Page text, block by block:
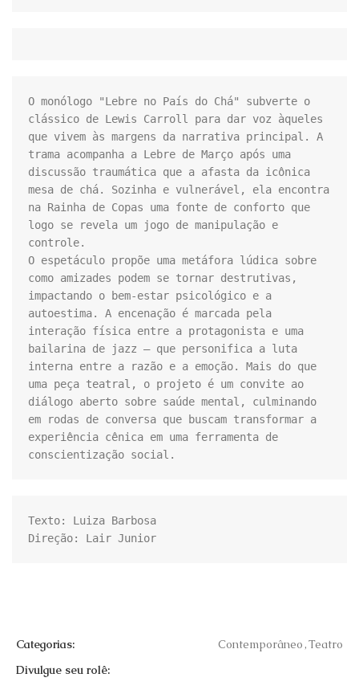
O monólogo "Lebre no País do Chá" subverte o
clássico de Lewis Carroll para dar voz àqueles
que vivem às margens da narrativa principal. A
trama acompanha a Lebre de Março após uma
discussão traumática que a afasta da icônica
mesa de chá. Sozinha e vulnerável, ela encontra
na Rainha de Copas uma fonte de conforto que
logo se revela um jogo de manipulação e
controle.
O espetáculo propõe uma metáfora lúdica sobre
como amizades podem se tornar destrutivas,
impactando o bem-estar psicológico e a
autoestima. A encenação é marcada pela
interação física entre a protagonista e uma
bailarina de jazz — que personifica a luta
interna entre a razão e a emoção. Mais do que
uma peça teatral, o projeto é um convite ao
diálogo aberto sobre saúde mental, culminando
em rodas de conversa que buscam transformar a
experiência cênica em uma ferramenta de
conscientização social.
Texto: Luiza Barbosa
Direção: Lair Junior
Categorias: Contemporâneo ,Teatro
Divulgue seu rolê: